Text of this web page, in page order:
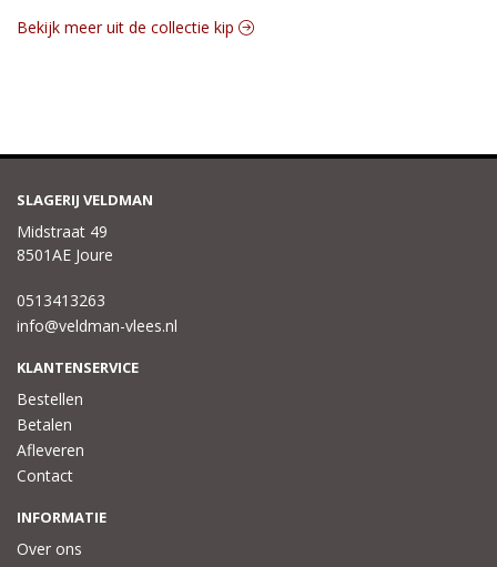
Bekijk meer uit de collectie kip
SLAGERIJ VELDMAN
Midstraat 49
8501AE Joure
0513413263
info@veldman-vlees.nl
KLANTENSERVICE
Bestellen
Betalen
Afleveren
Contact
INFORMATIE
Over ons